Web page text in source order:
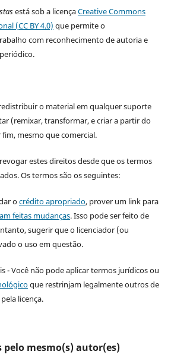
está sob a licençaCreative Commons
(CC BY 4.0) que permite o
com reconhecimento de autoria e
o material em qualquer suporte
(remixar, transformar, e criar a partir do
mesmo que comercial.
estes direitos desde que os termos
Os termos são os seguintes:
ocrédito apropriado, prover um link para
feitas mudanças. Isso pode ser feito de
sugerir que o licenciador (ou
o uso em questão.
- Você não pode aplicar termos jurídicos ou
que restrinjam legalmente outros de
licença.
mesmo(s) autor(es)